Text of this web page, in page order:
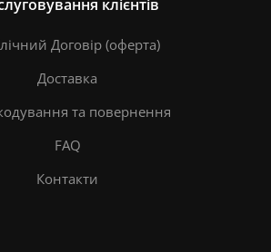
клієнтів
Договір (оферта)
Доставка
та повернення
FAQ
Контакти